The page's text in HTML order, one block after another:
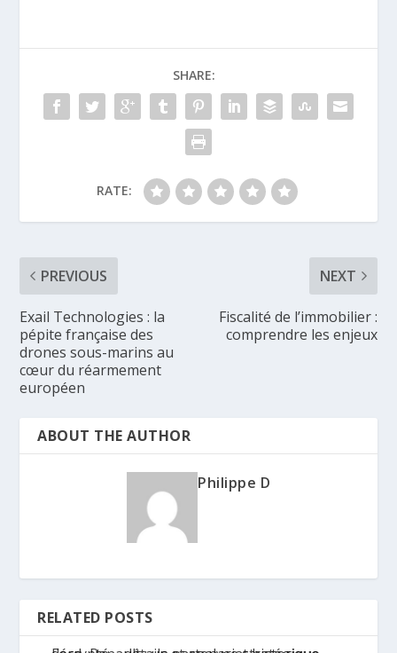
SHARE:
RATE:
PREVIOUS
Exail Technologies : la
pépite française des
drones sous-marins au
cœur du réarmement
européen
NEXT
Fiscalité de l’immobilier :
comprendre les enjeux
ABOUT THE AUTHOR
Philippe D
RELATED POSTS